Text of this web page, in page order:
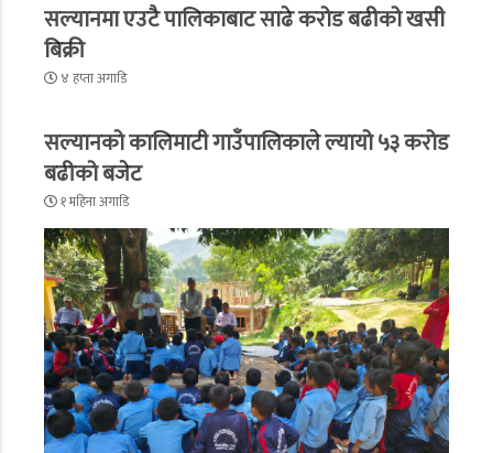
सल्यानमा एउटै पालिकाबाट साढे करोड बढीको खसी
बिक्री
४ हप्ता अगाडि
सल्यानको कालिमाटी गाउँपालिकाले ल्यायो ५३ करोड
बढीको बजेट
१ महिना अगाडि